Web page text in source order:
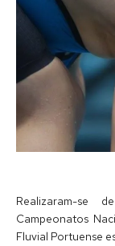
Realizaram-se
Campeonatos
Fluvial Portuense